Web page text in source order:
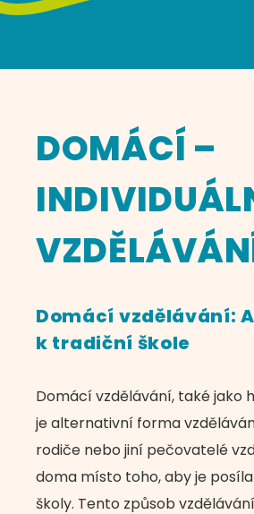
DOMÁCÍ –
Domácí vzdělávání:
k tradiční škole
Domácí vzdělávání, také jako
je alternativní forma
rodiče nebo jiní pečovatelé
doma místo toho, aby je
školy. Tento způsob